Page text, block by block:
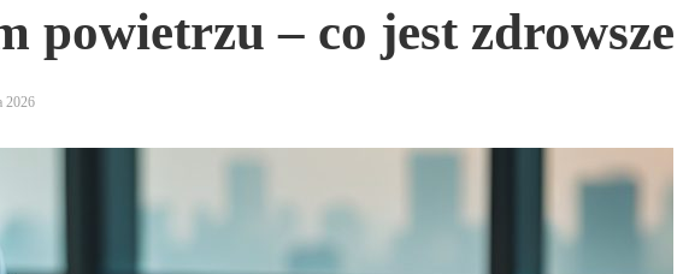
powietrzu – co jest zdrowsze
2026